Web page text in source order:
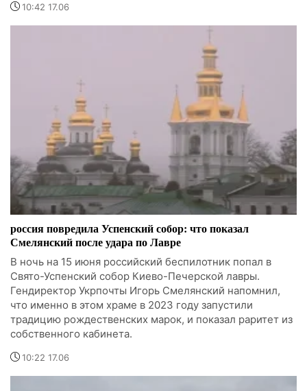
10:42 17.06
россия повредила Успенский собор: что показал
Смелянский после удара по Лавре
В ночь на 15 июня российский беспилотник попал в
Свято-Успенский собор Киево-Печерской лавры.
Гендиректор Укрпочты Игорь Смелянский напомнил,
что именно в этом храме в 2023 году запустили
традицию рождественских марок, и показал раритет из
собственного кабинета.
10:22 17.06